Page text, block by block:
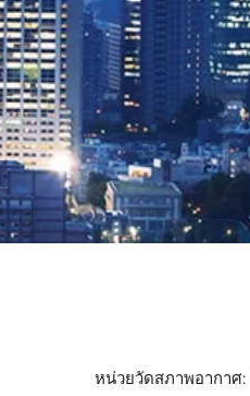
หน่วยวัดสภาพอากาศ: